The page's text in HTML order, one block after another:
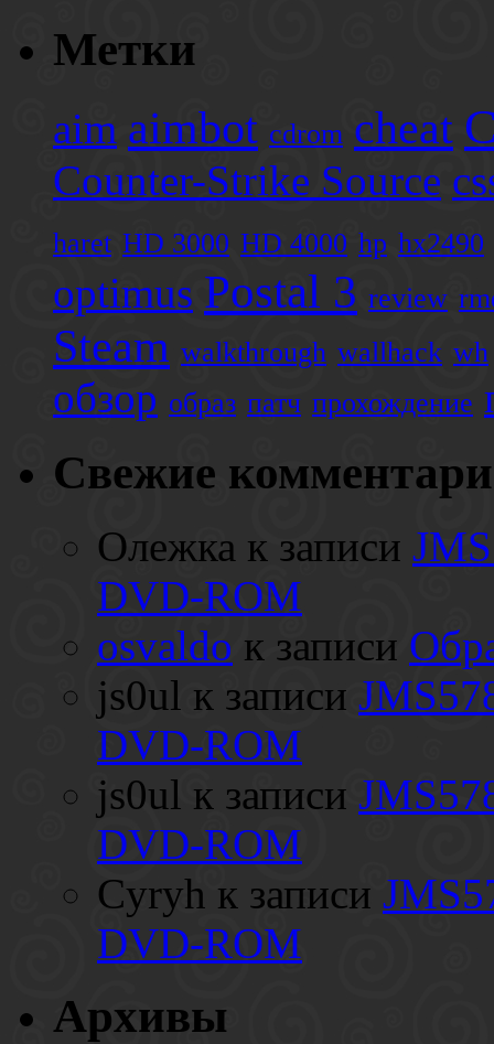
Метки
aim aimbot cdrom cheat
Counter-Strike Source
haret HD 3000 HD 4000 hp hx2490
optimus Postal 3 review
Steam walkthrough wallhack wh
обзор образ патч прохождение
Свежие
Олежка к записи
DVD-ROM
osvaldo к записи
js0ul к записи
DVD-ROM
js0ul к записи
DVD-ROM
Cyryh к записи
DVD-ROM
Архивы